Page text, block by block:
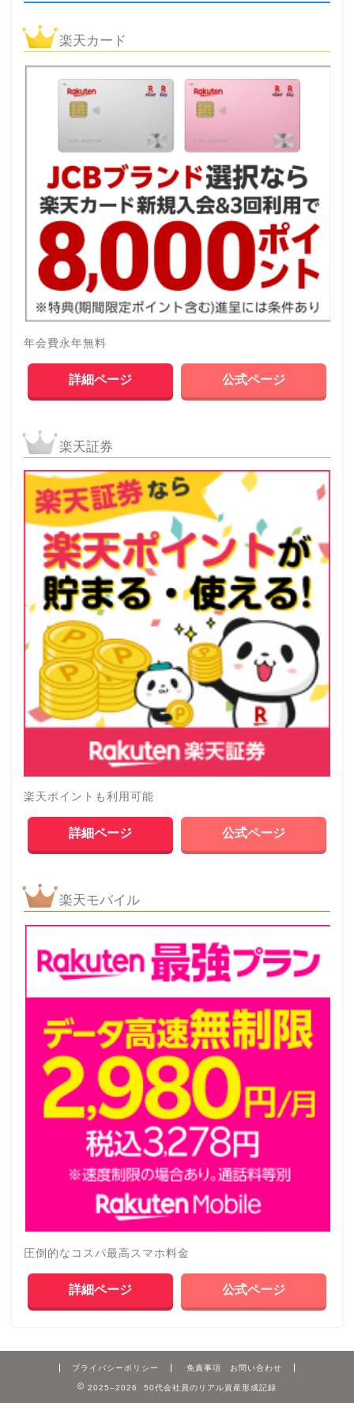
楽天カード
年会費永年無料
詳細ページ 公式ページ
楽天証券
楽天ポイントも利用可能
詳細ページ 公式ページ
楽天モバイル
圧倒的なコスパ最高スマホ料金
詳細ページ 公式ページ
プライバシーポリシー 免責事項 お問い合わせ
2025–2026 50代会社員のリアル資産形成記録